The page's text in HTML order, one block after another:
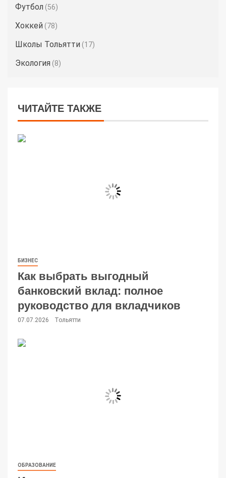
Футбол (56)
Хоккей (78)
Школы Тольятти (17)
Экология (8)
ЧИТАЙТЕ ТАКЖЕ
БИЗНЕС
Как выбрать выгодный
банковский вклад: полное
руководство для вкладчиков
07.07.2026 Тольятти
ОБРАЗОВАНИЕ